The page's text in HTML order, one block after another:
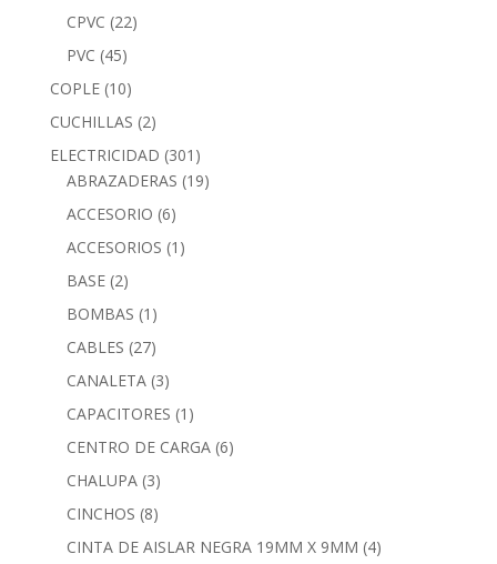
CPVC (22)
PVC (45)
COPLE (10)
CUCHILLAS (2)
ELECTRICIDAD (301)
ABRAZADERAS (19)
ACCESORIO (6)
ACCESORIOS (1)
BASE (2)
BOMBAS (1)
CABLES (27)
CANALETA (3)
CAPACITORES (1)
CENTRO DE CARGA (6)
CHALUPA (3)
CINCHOS (8)
CINTA DE AISLAR NEGRA 19MM X 9MM (4)